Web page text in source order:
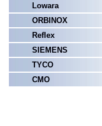
Lowara
ORBINOX
Reflex
SIEMENS
TYCO
СМО